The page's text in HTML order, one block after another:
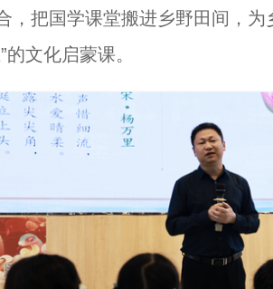
，把国学课堂搬进乡野田间，
的文化启蒙课。